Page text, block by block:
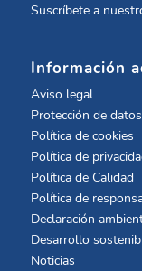
Suscríbete a
Información
Aviso legal
Protección de datos
Política de cookies
Política de
Política de Calidad
Política de
Declaración
Desarrollo
Noticias